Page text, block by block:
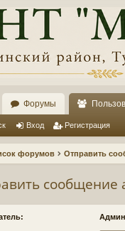
Форумы
Вход Регистрация
форумов Отправить
сообщение